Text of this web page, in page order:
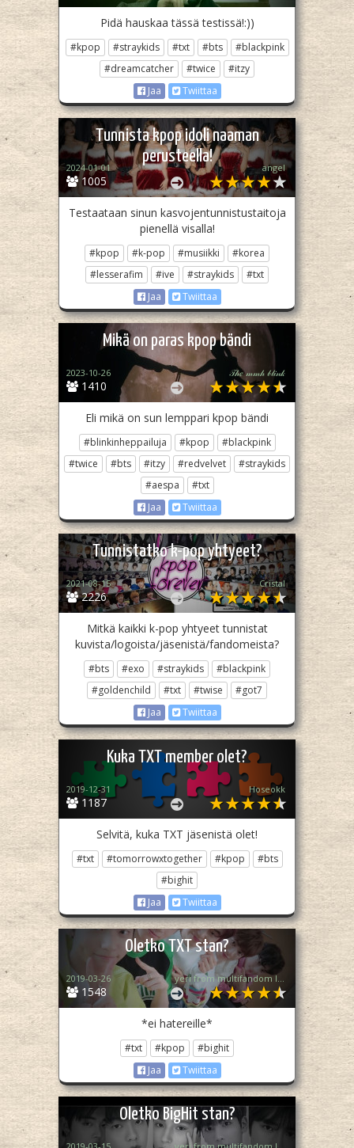
Pidä hauskaa tässä testissä!:))
#kpop #straykids #txt #bts
#blackpink
#dreamcatcher
#twice
#itzy
Jaa
Twiittaa
Tunnista kpop idoli naaman
perusteella!
1005
2024-01-01 angel
Testaataan sinun kasvojentunnistustaitoja
pienellä visalla!
#kpop #k-pop #musiikki
#korea
#lesserafim
#ive #straykids
#txt
Jaa
Twiittaa
Mikä on paras kpop bändi
1410
2023-10-26 𝒯𝒽𝑒 𝓂𝓂𝒽 𝒷𝓁𝒾𝓃𝓀
Eli mikä on sun lemppari kpop bändi
#blinkinheppailuja #kpop
#blackpink
#twice
#bts #itzy #redvelvet
#straykids
#aespa
#txt
Jaa
Twiittaa
Tunnistatko k-pop yhtyeet?
2226
2021-08-15 Cristal
Mitkä kaikki k-pop yhtyeet tunnistat
kuvista/logoista/jäsenistä/fandomeista?
#bts #exo #straykids
#blackpink
#goldenchild
#txt #twise
#got7
Jaa
Twiittaa
Kuka TXT member olet?
1187
2019-12-31 Hoseokk
Selvitä, kuka TXT jäsenistä olet!
#txt #tomorrowxtogether #kpop
#bts
#bighit
Jaa
Twiittaa
Oletko TXT stan?
1548
2019-03-26 yeri from multifandom life
*ei hatereille*
#txt #kpop
#bighit
Jaa
Twiittaa
Oletko BigHit stan?